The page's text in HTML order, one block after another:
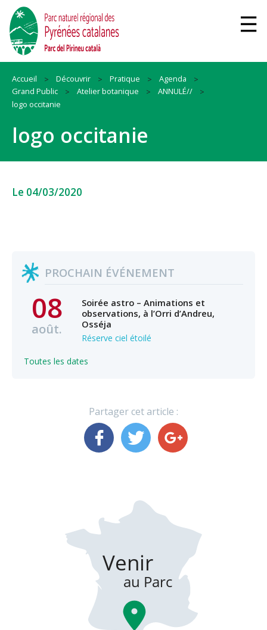
Accueil Découvrir Pratique
Agenda
Grand Public
Atelier botanique
ANNULÉ//
logo occitanie
logo occitanie
Le 04/03/2020
PROCHAIN ÉVÉNEMENT
08
août.
Soirée astro – Animations et
observations, à l’Orri d’Andreu,
Osséja
Réserve ciel étoilé
Toutes les dates
Partager cet article :